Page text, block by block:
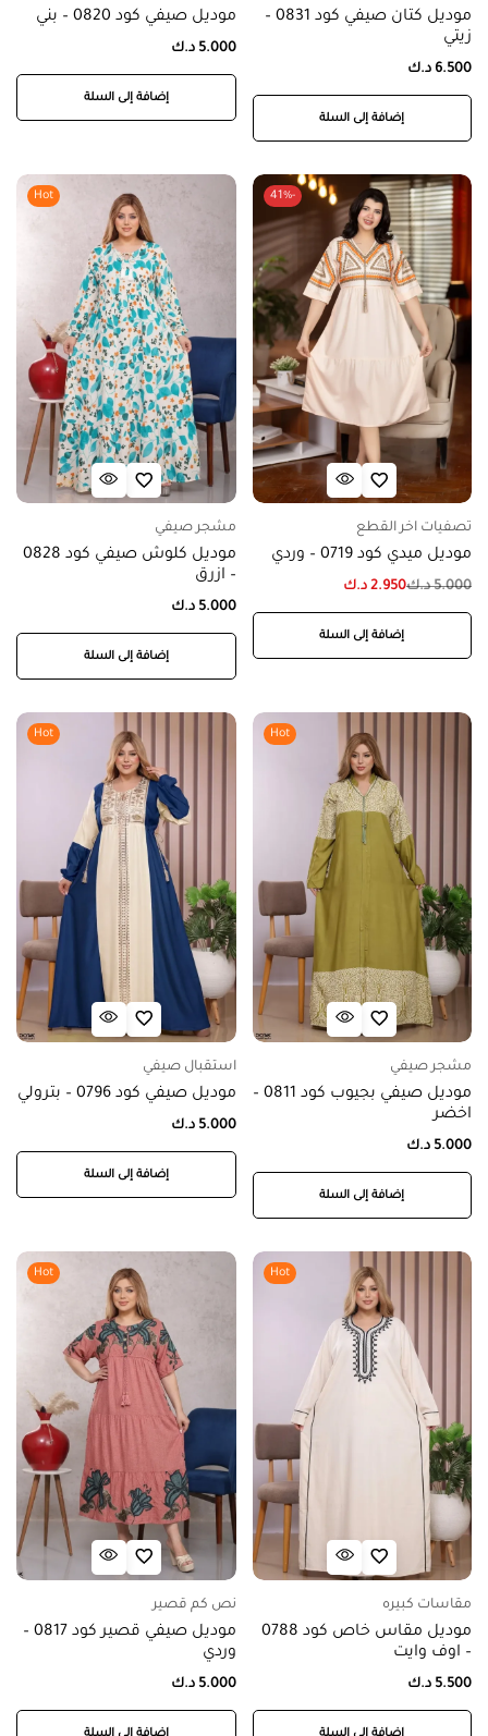
موديل كتان صيفي كود 0831 –
زيتي
6.500 د.ك
إضافة إلى السلة
موديل صيفي كود 0820 – بني
5.000 د.ك
إضافة إلى السلة
-41%
تصفيات اخر القطع
موديل ميدي كود 0719 – وردي
5.000 د.ك2.950 د.ك
إضافة إلى السلة
Hot
مشجر صيفي
موديل كلوش صيفي كود 0828
– ازرق
5.000 د.ك
إضافة إلى السلة
Hot
مشجر صيفي
موديل صيفي بجيوب كود 0811 –
اخضر
5.000 د.ك
إضافة إلى السلة
Hot
استقبال صيفي
موديل صيفي كود 0796 – بترولي
5.000 د.ك
إضافة إلى السلة
Hot
مقاسات كبيره
موديل مقاس خاص كود 0788
– اوف وايت
5.500 د.ك
Hot
نص كم قصير
موديل صيفي قصير كود 0817 –
وردي
5.000 د.ك